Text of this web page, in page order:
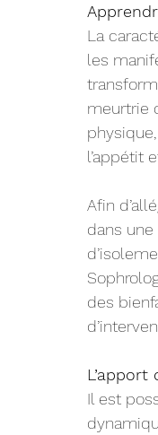
La
les
meurtrie
l’appétit
Afin
dans
des
Il est